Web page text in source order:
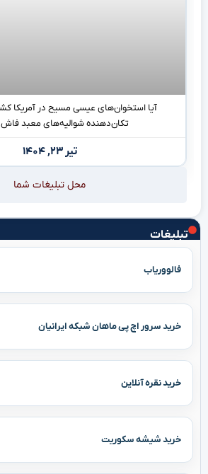
تبلیغات
فالووریاب
خرید سرور اچ پی ماهان شبکه ایرانیان
خرید نقره آنلاین
خرید شیشه سکوریت
آیا استخوان‌های عیسی مسیح در آمریکا
تکان‌دهنده شوالیه‌های معبد
تیر ۲۳, ۱۴۰۴
محل تبلیغات شما